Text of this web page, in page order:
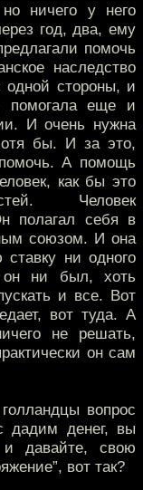
ничего у него
год, два, ему
помочь
наследство
стороны, и
помогала еще и
И очень нужна
бы. И за это,
А помощь
как бы это
Человек
полагал себя в
союзом. И она
ни одного
он ни был, хоть
и все. Вот
вот туда. А
не решать,
он сам
вопрос
дадим денег, вы
и давайте, свою
вот так?